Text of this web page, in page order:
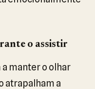
o assistir
manter o olhar
atrapalham a